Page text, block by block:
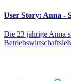
User Story: Anna -
Die 23 jährige Anna